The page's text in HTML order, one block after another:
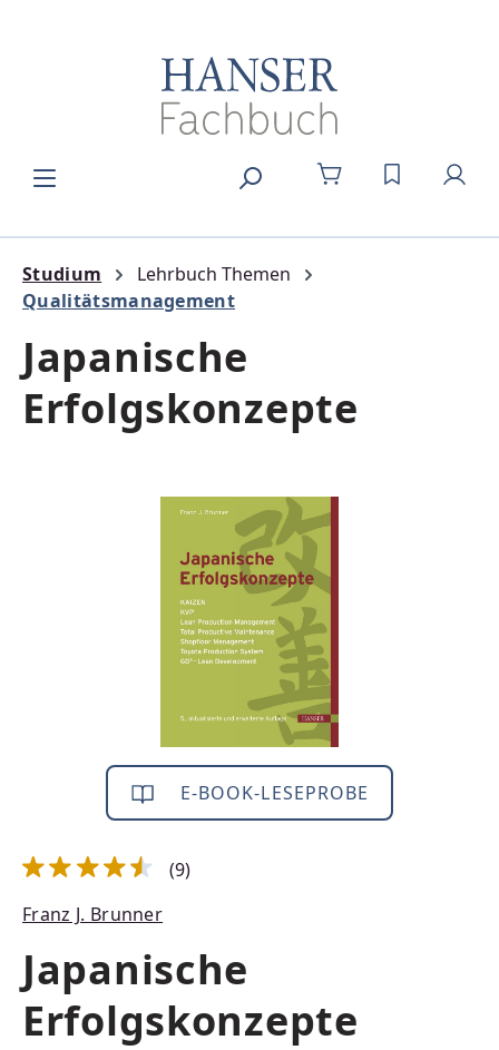
DU HAST 0
Studium
Lehrbuch Themen
Qualitätsmanagement
Japanische
Erfolgskonzepte
Bildergalerie überspringen
E-BOOK-LESEPROBE
(9)
Franz J. Brunner
Japanische
Erfolgskonzepte